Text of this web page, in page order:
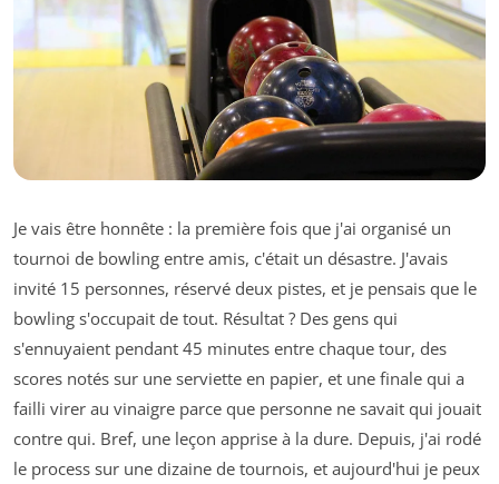
Je vais être honnête : la première fois que j'ai organisé un
tournoi de bowling entre amis, c'était un désastre. J'avais
invité 15 personnes, réservé deux pistes, et je pensais que le
bowling s'occupait de tout. Résultat ? Des gens qui
s'ennuyaient pendant 45 minutes entre chaque tour, des
scores notés sur une serviette en papier, et une finale qui a
failli virer au vinaigre parce que personne ne savait qui jouait
contre qui. Bref, une leçon apprise à la dure. Depuis, j'ai rodé
le process sur une dizaine de tournois, et aujourd'hui je peux